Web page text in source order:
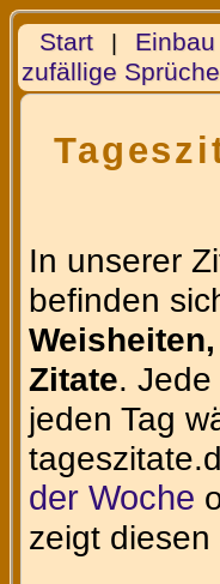
Start|
zufällige
In unserer
befinden
Zitate.
jeden Tag
der Woche
zeigt